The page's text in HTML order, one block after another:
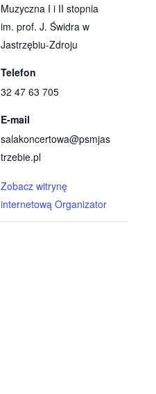
Muzyczna I i II stopnia
im. prof. J. Świdra w
Jastrzębiu-Zdroju
Telefon
32 47 63 705
E-mail
salakoncertowa@psmjas
trzebie.pl
Zobacz witrynę
internetową Organizator